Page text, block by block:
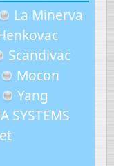
La Minerva
Scandivac
Mocon
Yang
SYSTEMS